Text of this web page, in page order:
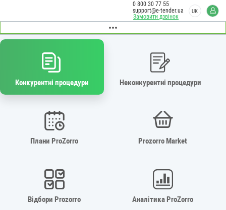
Замовити дзвінок
0 800 30 77 55
support@e-tender.ua
UK
Конкурентні процедури Неконкурентні процедури
Плани ProZorro Prozorro Market
Відбори Prozorro Аналітика ProZorro